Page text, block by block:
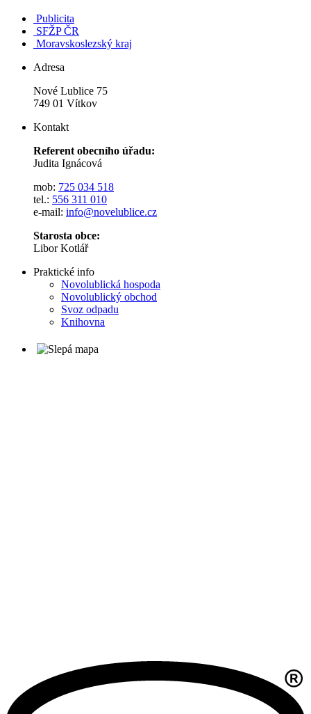
Publicita
SFŽP ČR
Moravskoslezský kraj
Adresa
Nové Lublice 75
749 01 Vítkov
Kontakt
Referent obecního úřadu:
Judita Ignácová
mob: 725 034 518
tel.: 556 311 010
e-mail: info@novelublice.cz
Starosta obce:
Libor Kotlář
Praktické info
Novolublická hospoda
Novolublický obchod
Svoz odpadu
Knihovna